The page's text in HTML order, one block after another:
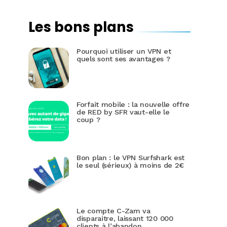
Les bons plans
Pourquoi utiliser un VPN et
quels sont ses avantages ?
Forfait mobile : la nouvelle offre
de RED by SFR vaut-elle le
coup ?
Bon plan : le VPN Surfshark est
le seul (sérieux) à moins de 2€
Le compte C-Zam va
disparaitre, laissant 120 000